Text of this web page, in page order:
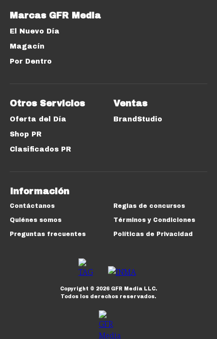
Marcas GFR Media
El Nuevo Día
Magacín
Por Dentro
Otros Servicios
Oferta del Día
Shop PR
Clasificados PR
Ventas
BrandStudio
Información
Contáctanos
Quiénes somos
Preguntas frecuentes
Reglas de concursos
Términos y Condiciones
Políticas de Privacidad
Copyright © 2026GFR Media LLC.
Todos los derechos reservados.